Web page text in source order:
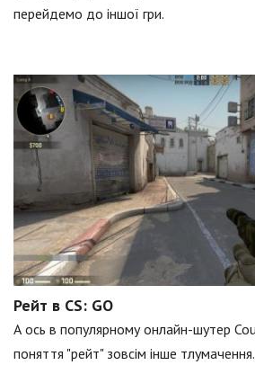
перейдемо до іншої гри.
Рейт в CS: GO
А ось в популярному онлайн-шутер
поняття "рейт" зовсім інше